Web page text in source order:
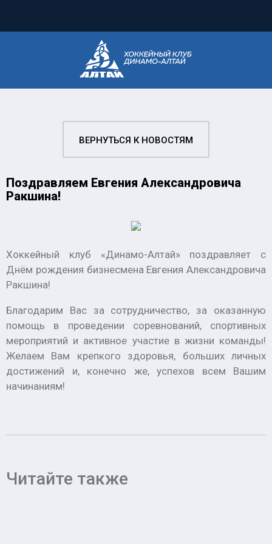
ВЕРНУТЬСЯ К НОВОСТЯМ
Поздравляем Евгения Александровича
Ракшина!
Хоккейный клуб «Динамо-Алтай» поздравляет с
Днём рождения бизнесмена Евгения Александровича
Ракшина!
Благодарим Вас за сотрудничество, за оказанную
помощь в проведении соревнований, спортивных
мероприятий и активное участие в жизни команды!
Желаем Вам крепкого здоровья, больших личных
достижений и, конечно же, успехов всем Вашим
начинаниям!
Читайте также